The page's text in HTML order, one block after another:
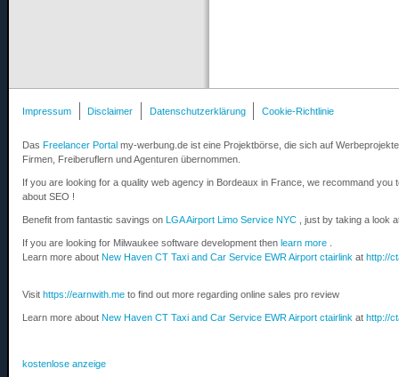
Impressum Disclaimer Datenschutzerklärung Cookie-Richtlinie
Das Freelancer Portal my-werbung.de ist eine Projektbörse, die sich auf
Firmen, Freiberuflern und Agenturen übernommen.
If you are looking for a quality web agency in Bordeaux in France, we recommand you
about SEO !
Benefit from fantastic savings on LGA Airport Limo Service NYC , just by taking a look
If you are looking for Milwaukee software development then learn more
Learn more about New Haven CT Taxi and Car Service EWR Airport ctairlink at http://
Visit https://earnwith.me to find out more regarding online sales pro review
Learn more about New Haven CT Taxi and Car Service EWR Airport ctairlink at http://
kostenlose anzeige